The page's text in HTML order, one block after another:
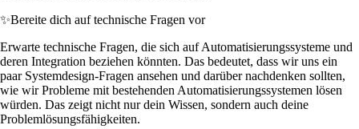
✨Bereite dich auf technische Fragen vor
Erwarte technische Fragen, die sich auf Automatisierungssysteme und
deren Integration beziehen könnten. Das bedeutet, dass wir uns ein
paar Systemdesign-Fragen ansehen und darüber nachdenken sollten,
wie wir Probleme mit bestehenden Automatisierungssystemen lösen
würden. Das zeigt nicht nur dein Wissen, sondern auch deine
Problemlösungsfähigkeiten.